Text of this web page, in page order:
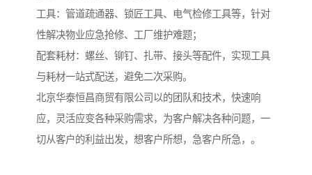
工具：管道疏通器、锁匠工具、电气检修工具等，针对
性解决物业应急抢修、工厂维护难题；​
配套耗材：螺丝、铆钉、扎带、接头等配件，实现工具
与耗材一站式配送，避免二次采购。
北京华泰恒昌商贸有限公司以的团队和技术，快速响
应，灵活应变各种采购需求，为客户解决各种问题，一
切从客户的利益出发，想客户所想，急客户所急，。